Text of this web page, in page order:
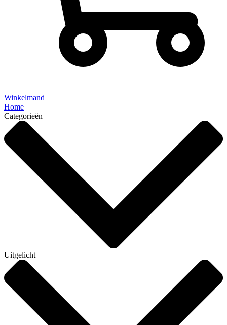
Winkelmand
Home
Categorieën
Uitgelicht